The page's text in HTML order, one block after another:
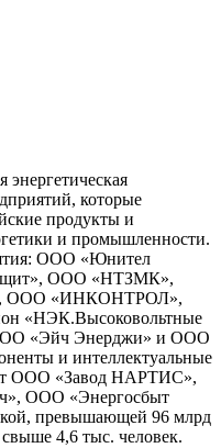
которые
продукты и
и промышленности.
ООО «Юнител
ООО «НТЗМК»,
ООО «ИНКОНТРОЛ»,
«НЭК.Высоковольтные
«Эйч Энерджи» и ООО
и интеллектуальные
ООО «Завод НАРТИС»,
ООО «Энергосбыт
превышающей 96 млрд
4,6 тыс. человек.